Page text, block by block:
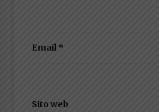
Email *
Sito web